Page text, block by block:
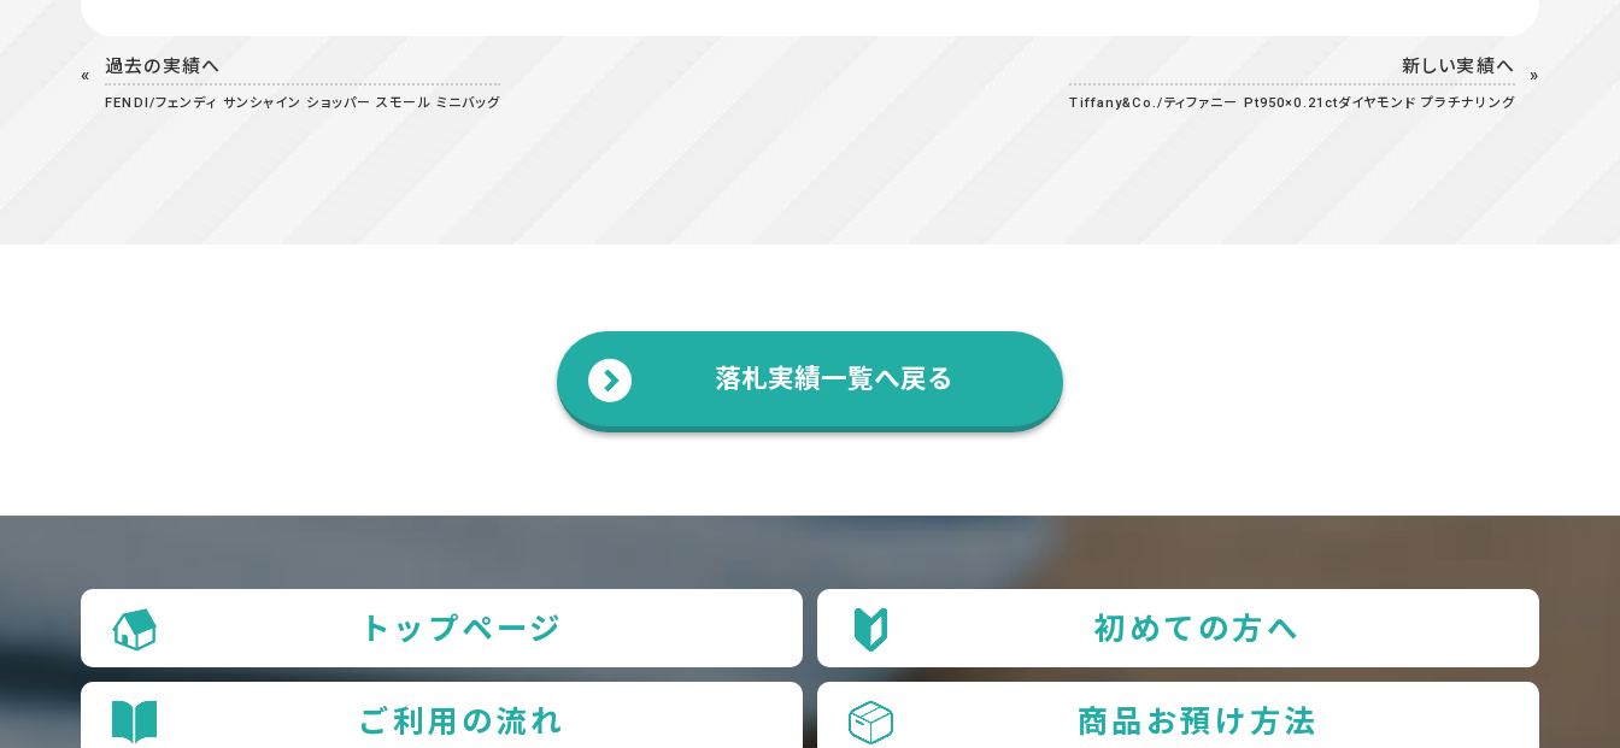
過去の実績へ
FENDI/フェンディ サンシャイン ショッパー スモール ミニバッグ
新しい実績へ
Tiffany&Co./ティファニー Pt950×0.21ctダイヤモンド プラチナリング
落札実績一覧へ戻る
トップページ 初めての方へ
ご利用の流れ 商品お預け方法